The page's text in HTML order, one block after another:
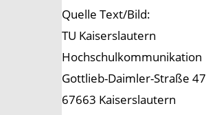
Quelle Text/Bild:
TU Kaiserslautern
Hochschulkommunikation
Gottlieb-Daimler-Straße 47
67663 Kaiserslautern